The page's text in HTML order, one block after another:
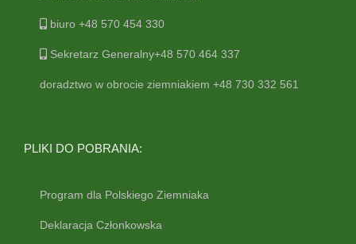
biuro +48 570 454 330
Sekretarz Generalny+48 570 464 337
doradztwo w obrocie ziemniakiem +48 730 332 561
PLIKI DO POBRANIA:
Program dla Polskiego Ziemniaka
Deklaracja Członkowska